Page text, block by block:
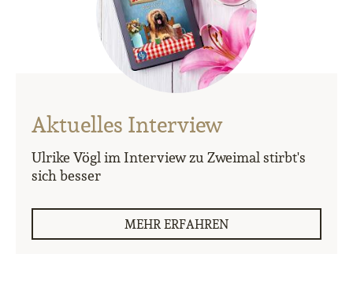
Aktuelles Interview
Ulrike Vögl im Interview zu Zweimal stirbt's
sich besser
MEHR ERFAHREN